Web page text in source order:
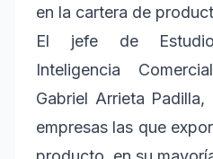
en la cartera de
El jefe de
Inteligencia
Gabriel Arrieta
empresas las que